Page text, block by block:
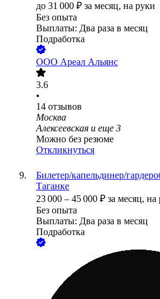
до 31 000 ₽ за месяц, на руки
Без опыта
Выплаты: Два раза в месяц
Подработка
ООО Ареал Альянс
3.6
•
14 отзывов
Москва
Алексеевская и еще 3
Можно без резюме
Откликнуться
Билетер/капельдинер/
Таганке
23 000 – 45 000 ₽ за месяц, на
Без опыта
Выплаты: Два раза в месяц
Подработка